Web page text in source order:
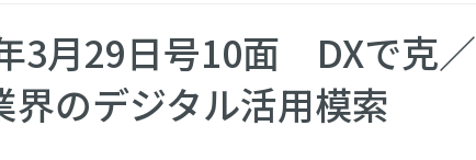
3月29日号10面 DXで克
界のデジタル活用模索